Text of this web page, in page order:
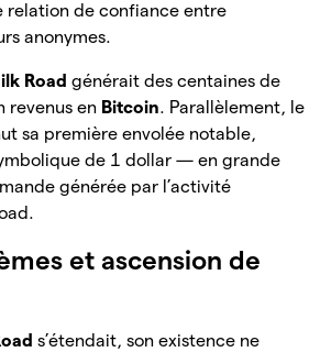
relation de confiance entre
anonymes.
Road générait des centaines de
revenus en Bitcoin. Parallèlement, le
sa première envolée notable,
de 1 dollar — en grande
générée par l’activité
et ascension de
s’étendait, son existence ne